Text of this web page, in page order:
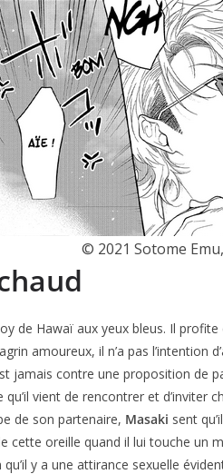
© 2021 Sotome
de Hawaï aux yeux bleus. Il
amoureux, il n’a pas l’intention
jamais contre une proposition de
vient de rencontrer et d’inviter
de son partenaire, Masaki sent
cette oreille quand il lui touche un
y a une attirance sexuelle